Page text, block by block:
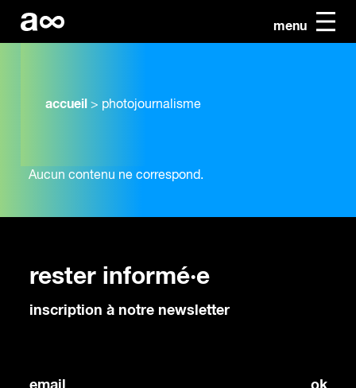
menu
accueil > photojournalisme
Aucun contenu ne correspond.
rester informé·e
inscription à notre newsletter